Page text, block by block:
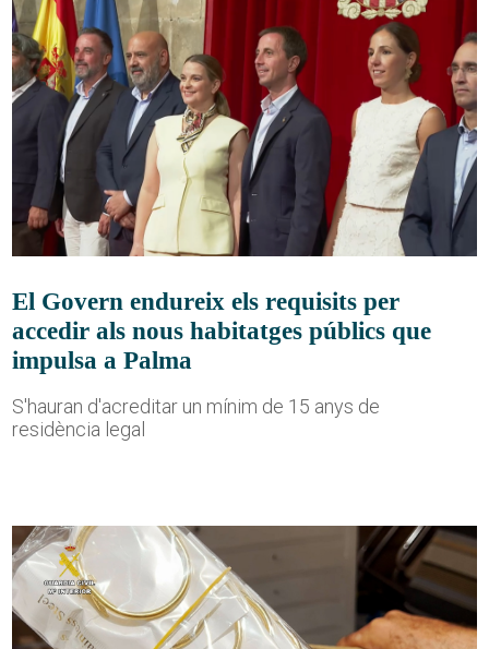
El Govern endureix els requisits per
accedir als nous habitatges públics que
impulsa a Palma
S'hauran d'acreditar un mínim de 15 anys de
residència legal